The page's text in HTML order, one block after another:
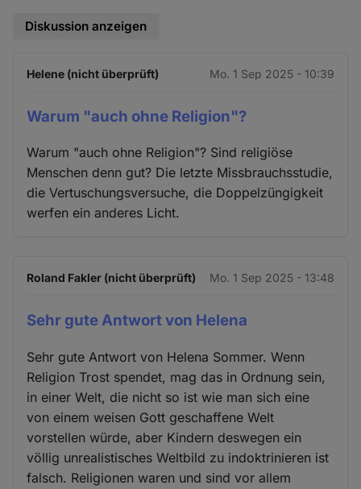
Diskussion anzeigen
Helene (nicht überprüft) Mo. 1 Sep 2025 - 10:39
Warum "auch ohne Religion"?
Warum "auch ohne Religion"? Sind religiöse
Menschen denn gut? Die letzte Missbrauchsstudie,
die Vertuschungsversuche, die Doppelzüngigkeit
werfen ein anderes Licht.
Roland Fakler (nicht überprüft) Mo. 1 Sep 2025 - 13:48
Sehr gute Antwort von Helena
Sehr gute Antwort von Helena Sommer. Wenn
Religion Trost spendet, mag das in Ordnung sein,
in einer Welt, die nicht so ist wie man sich eine
von einem weisen Gott geschaffene Welt
vorstellen würde, aber Kindern deswegen ein
völlig unrealistisches Weltbild zu indoktrinieren ist
falsch. Religionen waren und sind vor allem